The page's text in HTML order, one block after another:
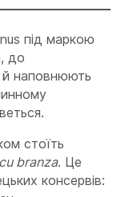
під маркою
до
й наповнюють
стоїть
branza. Це
консервів: